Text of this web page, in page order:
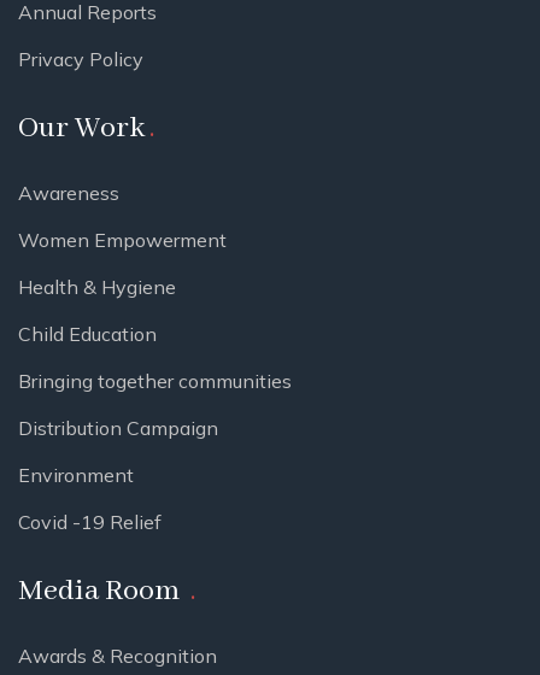
Annual Reports
Privacy Policy
Our Work
Awareness
Women Empowerment
Health & Hygiene
Child Education
Bringing together communities
Distribution Campaign
Environment
Covid -19 Relief
Media Room
Awards & Recognition